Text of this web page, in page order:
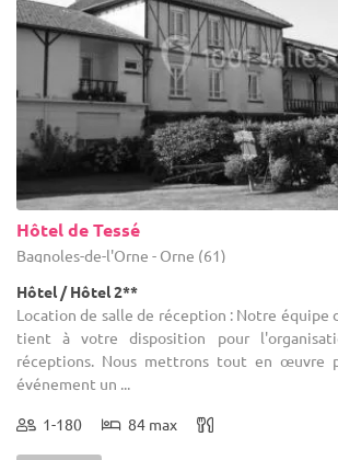
Hôtel de Tessé
Bagnoles-de-l'Orne - Orne (61)
Hôtel / Hôtel 2**
Location de salle de réception : Notre équipe
tient à votre disposition pour
réceptions. Nous mettrons tout en œuvre
événement un ...
1-180 84 max